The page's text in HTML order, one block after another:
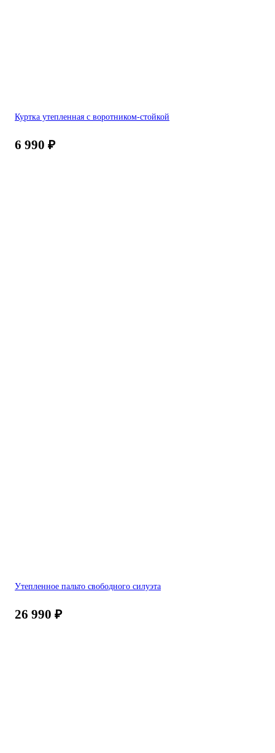
Куртка утепленная с воротником-стойкой
6 990 ₽
Утепленное пальто свободного силуэта
26 990 ₽